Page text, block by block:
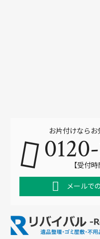
お片付けならお
【受付
メールで